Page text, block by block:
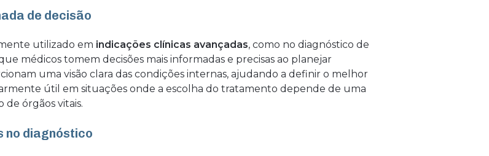
de decisão
utilizado em indicações clínicas avançadas, como no diagnóstico de
médicos tomem decisões mais informadas e precisas ao planejar
uma visão clara das condições internas, ajudando a definir o melhor
útil em situações onde a escolha do tratamento depende de uma
órgãos vitais.
no diagnóstico